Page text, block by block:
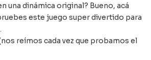
una dinámica original? Bueno, acá
este juego super divertido para
reímos cada vez que probamos el